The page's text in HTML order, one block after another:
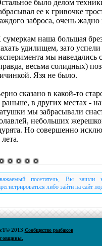
было делом
ее к гривочке
заброса, очень
сумеркам наша большая
удилищем, зато
мы наведались
весьма солидных)
Язя не было.
сказано в какой-то
раньше, в других местах -
мы забрасывали
небольших
Но совершенно
посетитель, Вы зашли
либо зайти на сайт
© 2013 Сообщество рыбаков